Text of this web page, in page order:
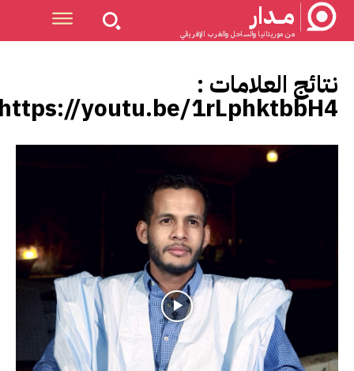
مــدار
من موريتانيا والساحل والغرب الإفريقي
نتائج العلامات :
youtu.be/1rLphktbbH4